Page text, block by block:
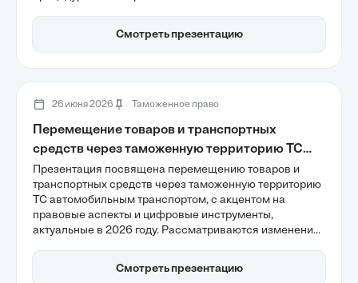
перемещением специфических товаров, а также
правовые изменения, связанные с обязательным
эффективность контроля.
Смотреть презентацию
26 июня 2026 Таможенное право
Перемещение товаров и транспортных
средств через таможенную территорию ТС
автомобильным транспортом
Презентация посвящена перемещению товаров и
транспортных средств через таможенную территорию
ТС автомобильным транспортом, с акцентом на
правовые аспекты и цифровые инструменты,
актуальные в 2026 году. Рассматриваются изменения
обязательное декларирование, которые повышают
прозрачность и эффективность процессов.
Смотреть презентацию